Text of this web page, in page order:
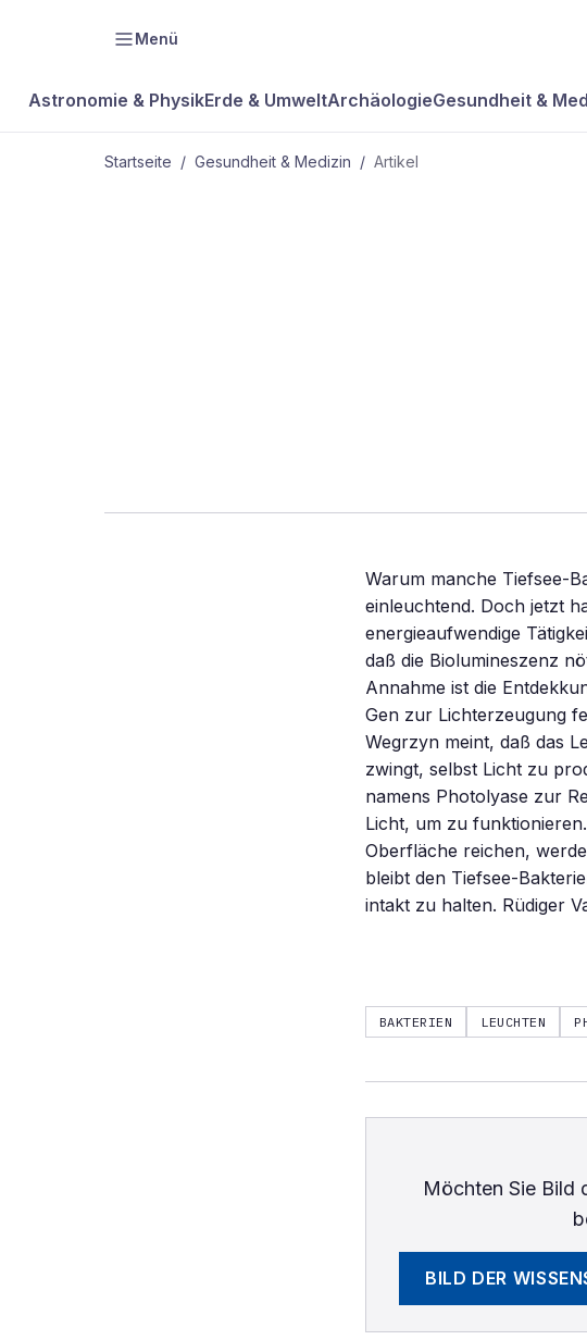
Menü
Astronomie & PhysikErde & UmweltArchäologieGesundheit &
Startseite / Gesundheit & Medizin / Artikel
Warum manche Tiefsee-
einleuchtend. Doch jetzt
energieaufwendige
daß die Biolumineszenz
Annahme ist die
Gen zur Lichterzeugung
Wegrzyn meint, daß das
zwingt, selbst Licht zu
namens Photolyase zur
Licht, um zu
Oberfläche reichen,
bleibt den Tiefsee-
intakt zu halten. Rüdiger
BAKTERIEN LEUCHTEN
Möchten Sie Bild
BILD DER